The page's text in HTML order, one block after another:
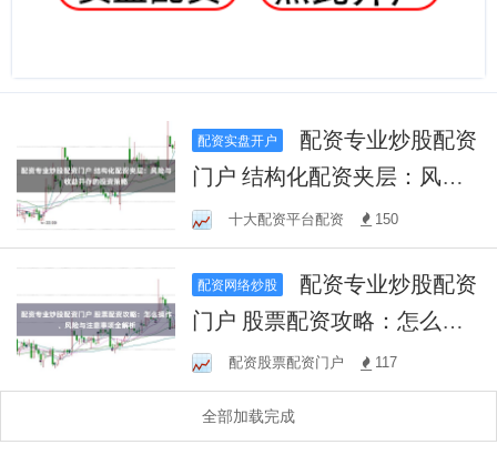
配资实盘开户
门户 结构化配资夹层：风险
与收益并存的投资策略
十大配资平台配资 150
配资网络炒股
门户 股票配资攻略：怎么操
作、风险与注意事项全解析
配资股票配资门户 117
全部加载完成